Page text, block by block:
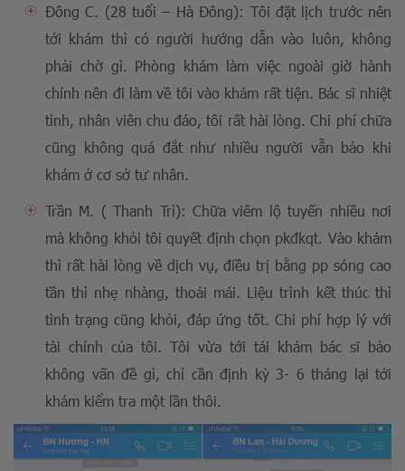
Đông C. (28 tuổi – Hà Đông): Tôi đặt lịch trước nên
tới khám thì có người hướng dẫn vào luôn, không
phải chờ gì. Phòng khám làm việc ngoài giờ hành
chính nên đi làm về tôi vào khám rất tiện. Bác sĩ nhiệt
tình, nhân viên chu đáo, tôi rất hài lòng. Chi phí chữa
cũng không quá đắt như nhiều người vẫn bảo khi
khám ở cơ sở tư nhân.
Trần M. ( Thanh Trì): Chữa viêm lộ tuyến nhiều nơi
mà không khỏi tôi quyết định chọn pkđkqt. Vào khám
thì rất hài lòng về dịch vụ, điều trị bằng pp sóng cao
tần thì nhẹ nhàng, thoải mái. Liệu trình kết thúc thì
tình trạng cũng khỏi, đáp ứng tốt. Chi phí hợp lý với
tài chính của tôi. Tôi vừa tới tái khám bác sĩ bảo
không vấn đề gì, chỉ cần định kỳ 3- 6 tháng lại tới
khám kiểm tra một lần thôi.